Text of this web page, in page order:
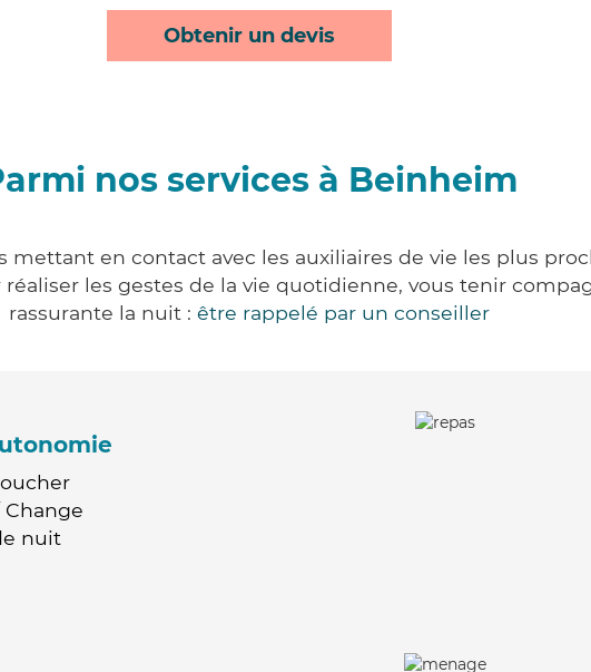
Obtenir un devis
nos services à Beinheim
en contact avec les auxiliaires de vie les plus
les gestes de la vie quotidienne, vous tenir
rassurante la nuit : être rappelé par un conseiller
nuit